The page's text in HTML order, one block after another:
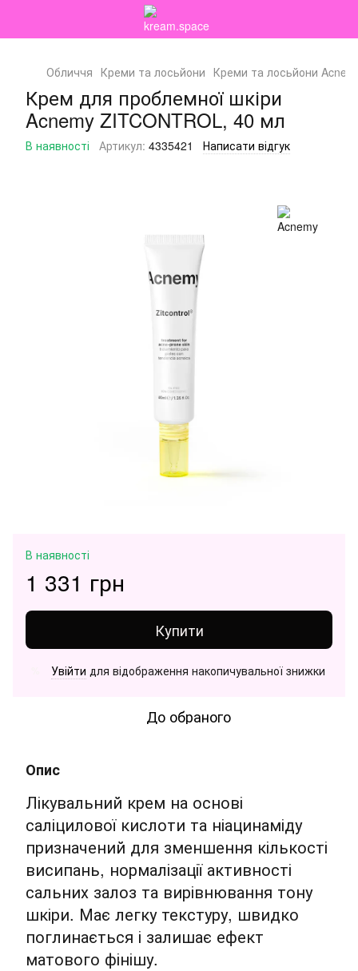
Обличчя Креми та лосьйони Креми та лосьйони
Крем для проблемної шкіри
Acnemy ZITCONTROL, 40 мл
В наявності Артикул: 4335421 Написати відгук
В наявності
1 331 грн
Купити
Увійти для відображення накопичувальної знижки
До обраного
Опис
Лікувальний крем на основі
саліцилової кислоти та ніацинаміду
призначений для зменшення кількості
висипань, нормалізації активності
сальних залоз та вирівнювання тону
шкіри. Має легку текстуру, швидко
поглинається і залишає ефект
матового фінішу.